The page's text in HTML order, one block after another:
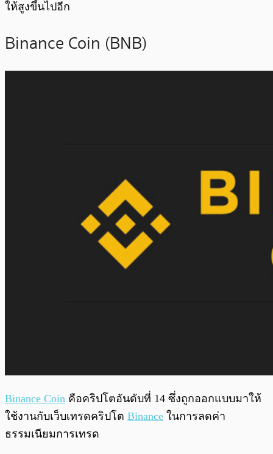
ให้สูงขึ้นไปอีก
Binance Coin (BNB)
Binance Coin คือคริปโตอันดับที่ 14 ซึ่งถูกออกแบบมาให้
ใช้งานกับเว็บเทรดคริปโต Binance ในการลดค่า
ธรรมเนียมการเทรด